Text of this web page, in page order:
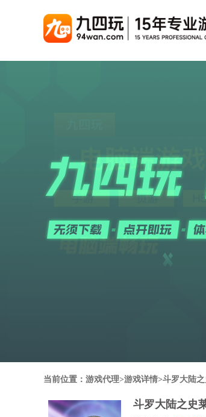
PC官网、CPS系统…等
H5游戏联运系统
游戏联运系统（海外版）
一
H5游戏列表
热门游戏、大厂游戏、高分成
热门经典页游、高分成
自适应所有终端机型，引流更方便
陪玩APP
陪玩后台管理系统
当前位置： 游戏代理>游戏详情>斗罗大陆
斗罗大陆之史